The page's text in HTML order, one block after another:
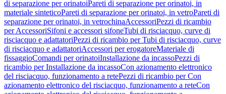
di separazione per orinatoiPareti di separazione per orinatoi, in
materiale sinteticoPareti di separazione per orinatoi, in vetroPareti di
separazione per orinatoi, in vetrochinaAccessoriPezzi di ricambio
per AccessoriSifoni e accessori sifoneTubi di risciacquo, curve di
risciacquo e adattatoriPezzi di ricambio per Tubi di risciacquo, curve
di risciacquo e adattatoriAccessori per erogatoreMateriale di
fissaggioComandi per orinatoiInstallazione da incassoPezzi di
ricambio per Installazione da incassoCon azionamento elettronico
del risciacquo, funzionamento a retePezzi di ricambio per Con
azionamento elettronico del risciacquo, funzionamento a reteCon